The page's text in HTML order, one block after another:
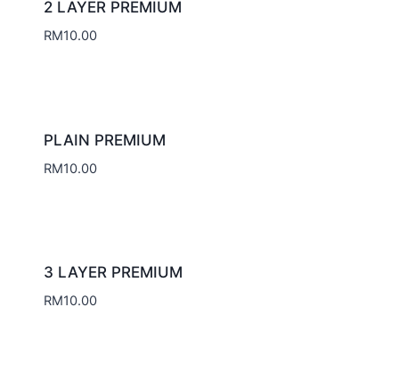
2 LAYER PREMIUM
RM10.00
PLAIN PREMIUM
RM10.00
3 LAYER PREMIUM
RM10.00